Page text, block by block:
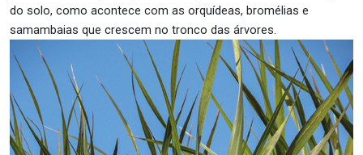
do solo, como acontece com as orquídeas, bromélias e
samambaias que crescem no tronco das árvores.